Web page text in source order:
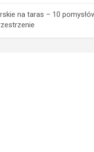
na taras – 10